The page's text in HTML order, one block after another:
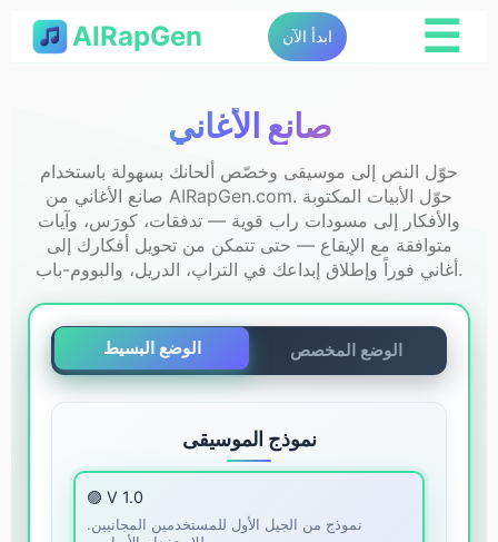
AIRapGen ابدأ الآن ☰
صانع الأغاني
حوّل النص إلى موسيقى وخصّص ألحانك بسهولة باستخدام
صانع الأغاني من AIRapGen.com. حوّل الأبيات المكتوبة
والأفكار إلى مسودات راب قوية — تدفقات، كورَس، وآيات
متوافقة مع الإيقاع — حتى تتمكن من تحويل أفكارك إلى
أغاني فوراً وإطلاق إبداعك في التراپ، الدريل، والبووم-باب.
الوضع البسيط الوضع المخصص
نموذج الموسيقى
🟣 V 1.0
نموذج من الجيل الأول للمستخدمين المجانيين.